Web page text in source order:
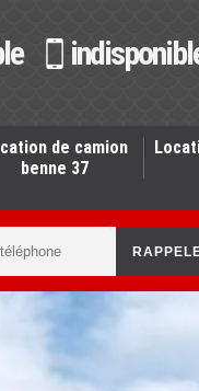
de camion
benne 37